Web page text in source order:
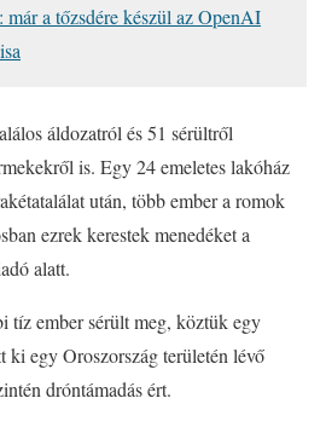
a tőzsdére készül az OpenAI
áldozatról és 51 sérültről
is. Egy 24 emeletes lakóház
után, több ember a romok
ezrek kerestek menedéket a
alatt.
tíz ember sérült meg, köztük egy
ki egy Oroszország területén lévő
dróntámadás ért.